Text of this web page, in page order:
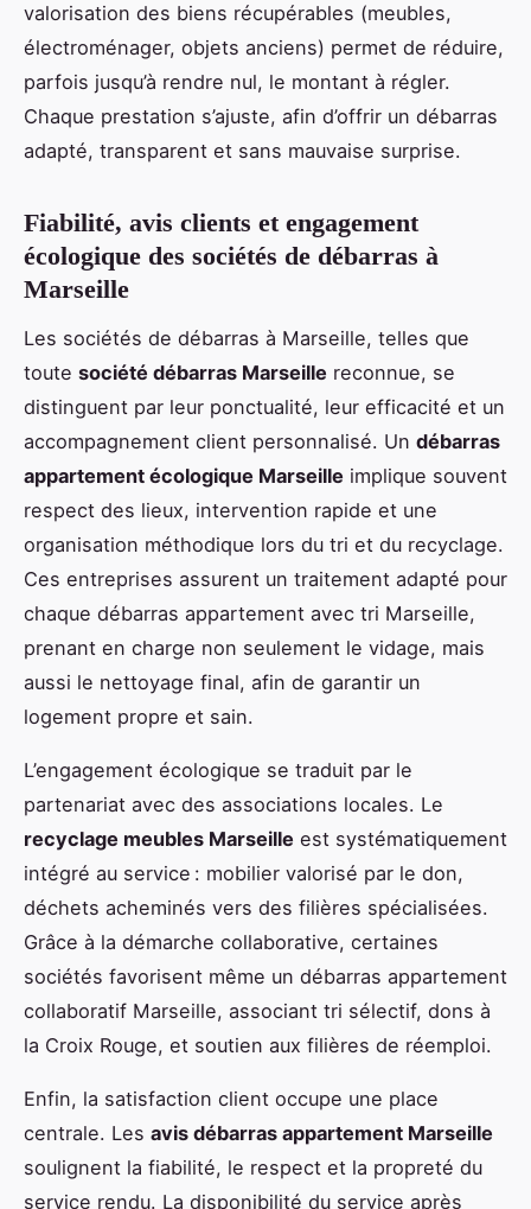
valorisation des biens récupérables (meubles,
électroménager, objets anciens) permet de réduire,
parfois jusqu’à rendre nul, le montant à régler.
Chaque prestation s’ajuste, afin d’offrir un débarras
adapté, transparent et sans mauvaise surprise.
Fiabilité, avis clients et engagement
écologique des sociétés de débarras à
Marseille
Les sociétés de débarras à Marseille, telles que
toute société débarras Marseille reconnue, se
distinguent par leur ponctualité, leur efficacité et un
accompagnement client personnalisé. Un débarras
appartement écologique Marseille implique souvent
respect des lieux, intervention rapide et une
organisation méthodique lors du tri et du recyclage.
Ces entreprises assurent un traitement adapté pour
chaque débarras appartement avec tri Marseille,
prenant en charge non seulement le vidage, mais
aussi le nettoyage final, afin de garantir un
logement propre et sain.
L’engagement écologique se traduit par le
partenariat avec des associations locales. Le
recyclage meubles Marseille est systématiquement
intégré au service : mobilier valorisé par le don,
déchets acheminés vers des filières spécialisées.
Grâce à la démarche collaborative, certaines
sociétés favorisent même un débarras appartement
collaboratif Marseille, associant tri sélectif, dons à
la Croix Rouge, et soutien aux filières de réemploi.
Enfin, la satisfaction client occupe une place
centrale. Les avis débarras appartement Marseille
soulignent la fiabilité, le respect et la propreté du
service rendu. La disponibilité du service après